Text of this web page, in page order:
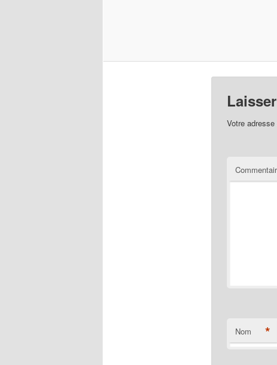
Votre
Nom *